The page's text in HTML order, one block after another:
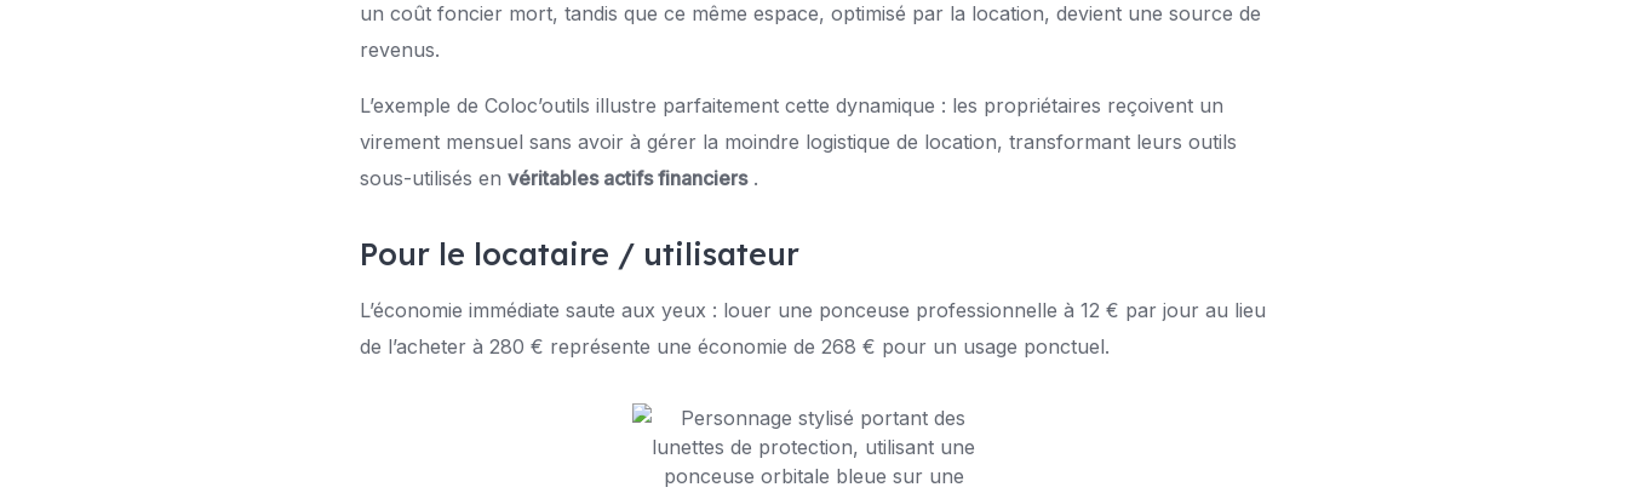
un coût foncier mort, tandis que ce même espace, optimisé par la location, devient une source de
revenus.
L’exemple de Coloc’outils illustre parfaitement cette dynamique : les propriétaires reçoivent un
virement mensuel sans avoir à gérer la moindre logistique de location, transformant leurs outils
sous-utilisés envéritables actifs financiers.
Pour le locataire / utilisateur
L’économie immédiate saute aux yeux : louer une ponceuse professionnelle à 12 € par jour au lieu
de l’acheter à 280 € représente une économie de 268 € pour un usage ponctuel.